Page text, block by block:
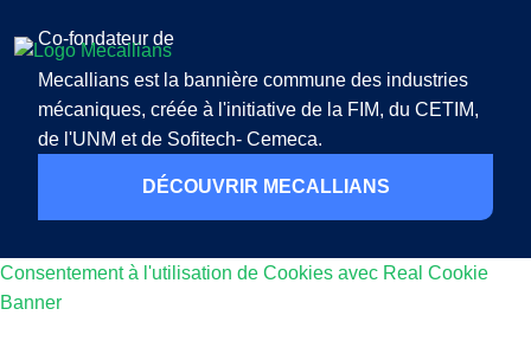
Co-fondateur de
Mecallians est la bannière commune des industries
mécaniques, créée à l'initiative de la FIM, du CETIM,
de l'UNM et de Sofitech- Cemeca.
DÉCOUVRIR MECALLIANS
Consentement à l'utilisation de Cookies avec Real Cookie
Banner